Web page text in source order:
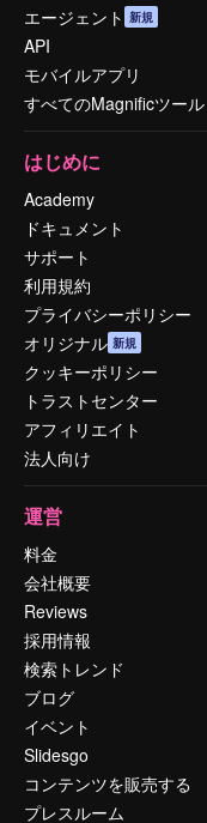
エージェント 新規
API
モバイルアプリ
すべてのMagnificツール
はじめに
Academy
ドキュメント
サポート
利用規約
プライバシーポリシー
オリジナル 新規
クッキーポリシー
トラストセンター
アフィリエイト
法人向け
運営
料金
会社概要
Reviews
採用情報
検索トレンド
ブログ
イベント
Slidesgo
コンテンツを販売する
プレスルーム